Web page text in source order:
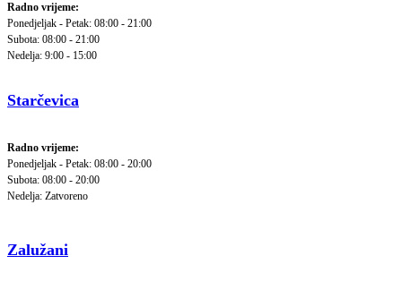
Radno vrijeme:
Ponedjeljak - Petak: 08:00 - 21:00
Subota: 08:00 - 21:00
Nedelja: 9:00 - 15:00
Starčevica
Radno vrijeme:
Ponedjeljak - Petak: 08:00 - 20:00
Subota: 08:00 - 20:00
Nedelja: Zatvoreno
Zalužani